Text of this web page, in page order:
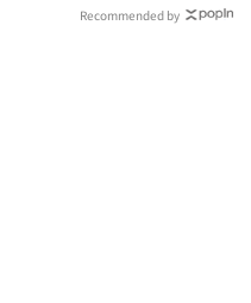
Recommended by